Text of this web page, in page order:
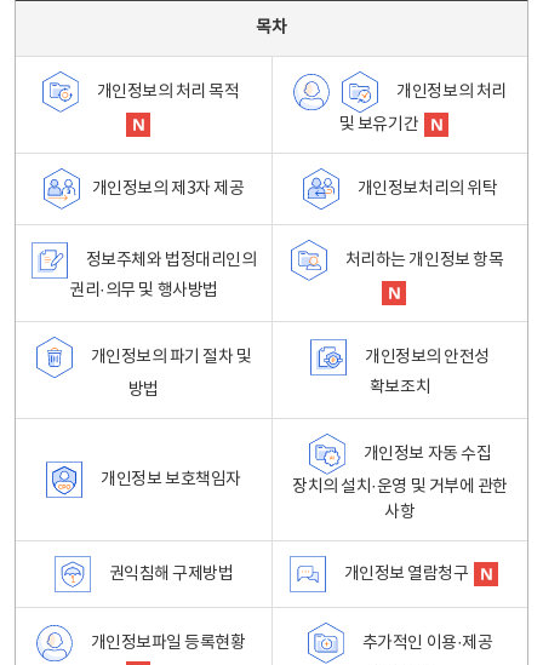
목차
개인정보의 처리 목적
개인정보의 처리
및 보유기간
개인정보의 제3자 제공 개인정보처리의 위탁
정보주체와 법정대리인의
권리·의무 및 행사방법
처리하는 개인정보 항목
개인정보의 파기 절차 및
방법
개인정보의 안전성
확보조치
개인정보 보호책임자
개인정보 자동 수집
장치의 설치·운영 및 거부에 관한
사항
권익침해 구제방법 개인정보 열람청구
개인정보파일 등록현황
추가적인 이용·제공